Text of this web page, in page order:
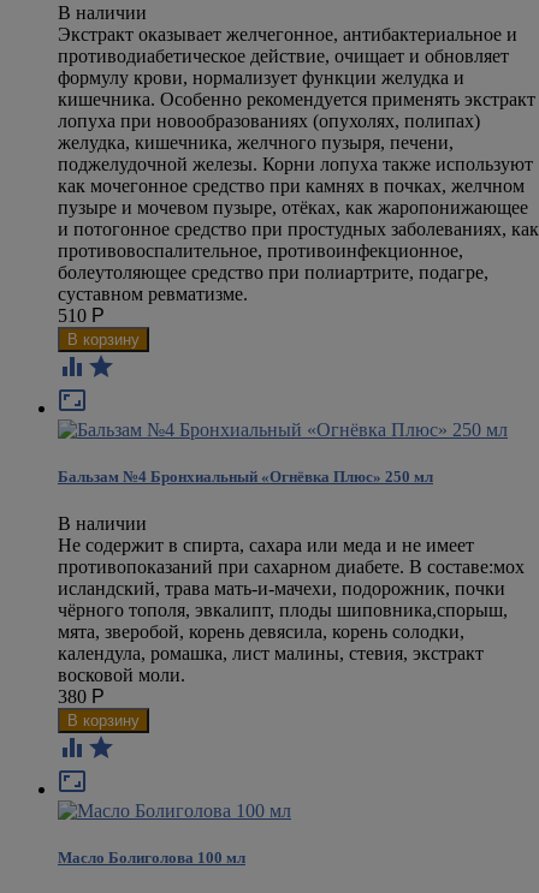
В наличии
Экстракт оказывает желчегонное, антибактериальное и
противодиабетическое действие, очищает и обновляет
формулу крови, нормализует функции желудка и
кишечника. Особенно рекомендуется применять экстракт
лопуха при новообразованиях (опухолях, полипах)
желудка, кишечника, желчного пузыря, печени,
поджелудочной железы. Корни лопуха также используют
как мочегонное средство при камнях в почках, желчном
пузыре и мочевом пузыре, отёках, как жаропонижающее
и потогонное средство при простудных заболеваниях, как
противовоспалительное, противоинфекционное,
болеутоляющее средство при полиартрите, подагре,
суставном ревматизме.
510 Р
 

Бальзам №4 Бронхиальный «Огнёвка Плюс» 250 мл
В наличии
Не содержит в спирта, сахара или меда и не имеет
противопоказаний при сахарном диабете. В составе: ​мох
исландский, трава мать-и-мачехи, подорожник, почки
чёрного тополя, эвкалипт, плоды шиповника, ​спорыш,
мята, зверобой, корень девясила, корень солодки,
календула, ромашка, лист малины, стевия, экстракт
восковой моли.
380 Р
 

Масло Болиголова 100 мл